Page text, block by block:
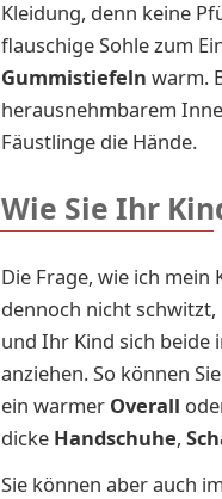
Kleidung, denn keine
flauschige Sohle zum
Gummistiefeln warm.
herausnehmbarem
Fäustlinge die Hände.
Wie Sie Ihr
Die Frage, wie ich
dennoch nicht schwitzt,
und Ihr Kind sich beide
anziehen. So können
ein warmer Overall
dicke Handschuhe,
Sie können aber auch